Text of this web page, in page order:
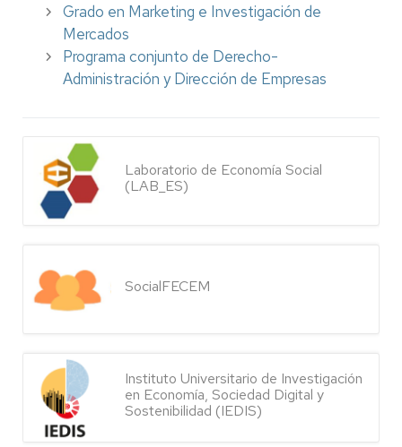
Grado en Marketing e Investigación de
Mercados
Programa conjunto de Derecho-
Administración y Dirección de Empresas
Laboratorio de Economía Social
(LAB_ES)
SocialFECEM
Instituto Universitario de Investigación
en Economía, Sociedad Digital y
Sostenibilidad (IEDIS)